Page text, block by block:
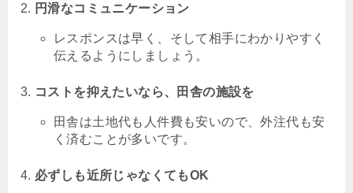
円滑なコミュニケーション
レスポンスは早く、そして相手にわかりやすく
伝えるようにしましょう。
コストを抑えたいなら、田舎の施設を
田舎は土地代も人件費も安いので、外注代も安
く済むことが多いです。
必ずしも近所じゃなくてもOK